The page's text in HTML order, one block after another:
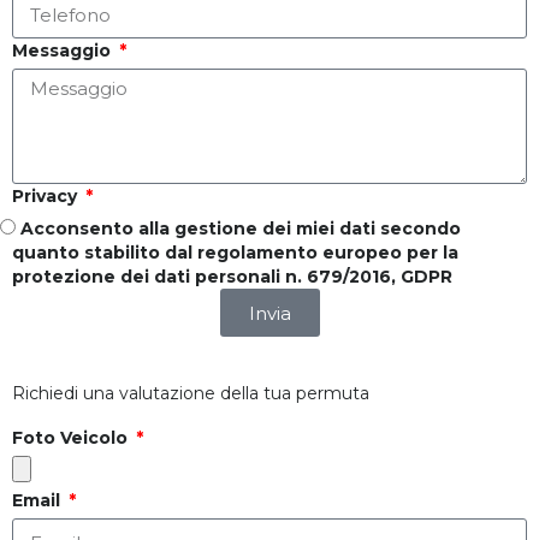
Messaggio
Privacy
Acconsento alla gestione dei miei dati secondo
quanto stabilito dal regolamento europeo per la
protezione dei dati personali n. 679/2016, GDPR
Invia
Richiedi una valutazione della tua permuta
Foto Veicolo
Email